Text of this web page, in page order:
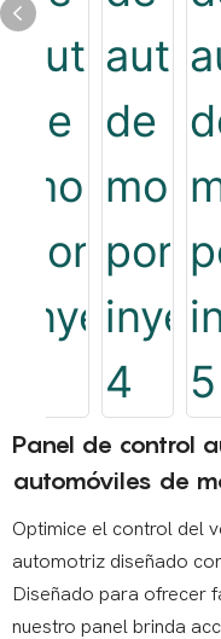
Panel de control
automóviles de
Optimice el control del
automotriz diseñado
Diseñado para ofrecer
nuestro panel brinda